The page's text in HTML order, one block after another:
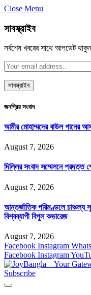
Close Menu
সাবস্ক্রাইব
সর্বশেষ খবরের সাথে আপডেট
জনপ্রিয় সংবাদ
আমীর মোহাম্মদের বাউল গানের
August 7, 2026
দিল্লির সংবাদ সম্মেলনে প্রদত্ত
August 7, 2026
আন্তর্জাতিক পরিমণ্ডলে চাঞ্চল্য
বিশ্বব্যাপী বিপুল কভারেজ
August 7, 2026
Facebook Instagram
Facebook Instagram
Subscribe